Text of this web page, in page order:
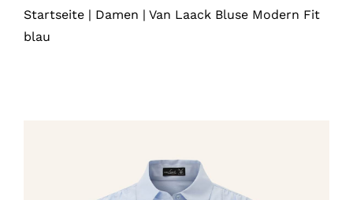
Startseite| Damen | Van Laack Bluse Modern Fit
blau